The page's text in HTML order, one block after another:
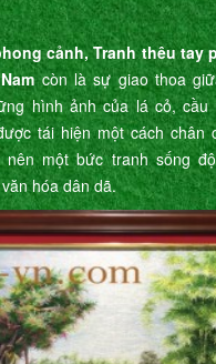
cảnh, Tranh thêu tay
còn là sự giao thoa
hình ảnh của lá cỏ, cầu
tái hiện một cách chân
nên một bức tranh sống
hóa dân dã.